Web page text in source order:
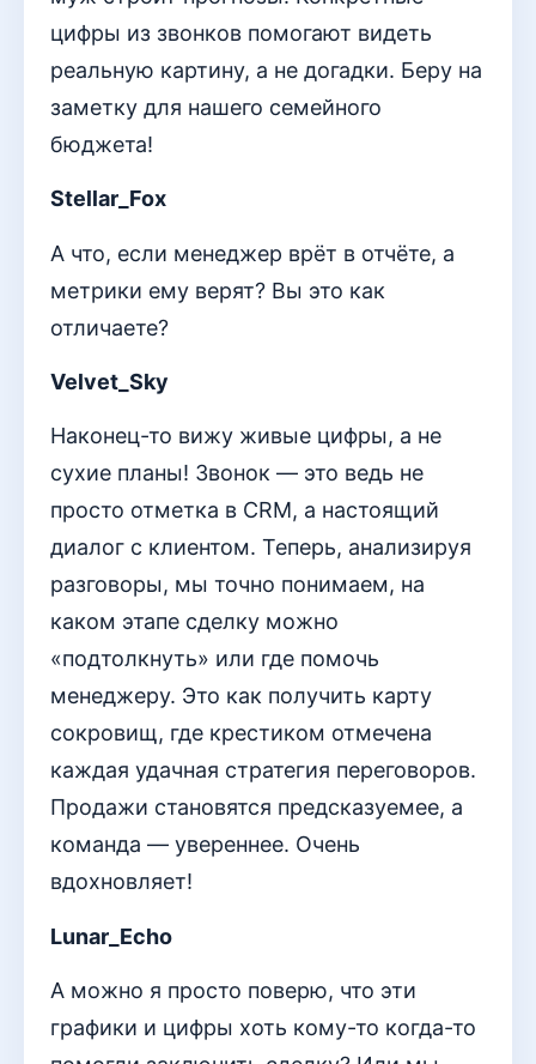
цифры из звонков помогают видеть
реальную картину, а не догадки. Беру на
заметку для нашего семейного
бюджета!
Stellar_Fox
А что, если менеджер врёт в отчёте, а
метрики ему верят? Вы это как
отличаете?
Velvet_Sky
Наконец-то вижу живые цифры, а не
сухие планы! Звонок — это ведь не
просто отметка в CRM, а настоящий
диалог с клиентом. Теперь, анализируя
разговоры, мы точно понимаем, на
каком этапе сделку можно
«подтолкнуть» или где помочь
менеджеру. Это как получить карту
сокровищ, где крестиком отмечена
каждая удачная стратегия переговоров.
Продажи становятся предсказуемее, а
команда — увереннее. Очень
вдохновляет!
Lunar_Echo
А можно я просто поверю, что эти
графики и цифры хоть кому-то когда-то